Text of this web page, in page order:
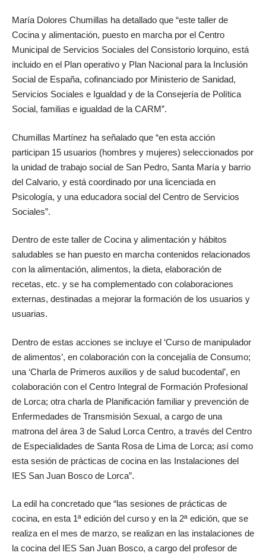
María Dolores Chumillas ha detallado que “este taller de
Cocina y alimentación, puesto en marcha por el Centro
Municipal de Servicios Sociales del Consistorio lorquino, está
incluido en el Plan operativo y Plan Nacional para la Inclusión
Social de España, cofinanciado por Ministerio de Sanidad,
Servicios Sociales e Igualdad y de la Consejería de Política
Social, familias e igualdad de la CARM”.
Chumillas Martínez ha señalado que “en esta acción
participan 15 usuarios (hombres y mujeres) seleccionados por
la unidad de trabajo social de San Pedro, Santa María y barrio
del Calvario, y está coordinado por una licenciada en
Psicología, y una educadora social del Centro de Servicios
Sociales”.
Dentro de este taller de Cocina y alimentación y hábitos
saludables se han puesto en marcha contenidos relacionados
con la alimentación, alimentos, la dieta, elaboración de
recetas, etc. y se ha complementado con colaboraciones
externas, destinadas a mejorar la formación de los usuarios y
usuarias.
Dentro de estas acciones se incluye el ‘Curso de manipulador
de alimentos’, en colaboración con la concejalía de Consumo;
una ‘Charla de Primeros auxilios y de salud bucodental’, en
colaboración con el Centro Integral de Formación Profesional
de Lorca; otra charla de Planificación familiar y prevención de
Enfermedades de Transmisión Sexual, a cargo de una
matrona del área 3 de Salud Lorca Centro, a través del Centro
de Especialidades de Santa Rosa de Lima de Lorca; así como
esta sesión de prácticas de cocina en las Instalaciones del
IES San Juan Bosco de Lorca”.
La edil ha concretado que “las sesiones de prácticas de
cocina, en esta 1ª edición del curso y en la 2ª edición, que se
realiza en el mes de marzo, se realizan en las instalaciones de
la cocina del IES San Juan Bosco, a cargo del profesor de